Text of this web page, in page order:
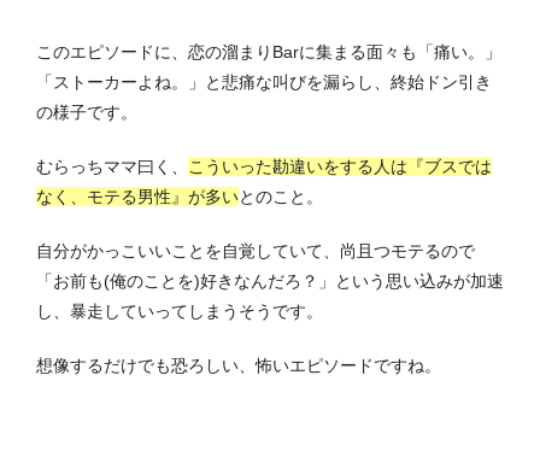
このエピソードに、恋の溜まりBarに集まる面々も「痛い。」
「ストーカーよね。」と悲痛な叫びを漏らし、終始ドン引き
の様子です。
むらっちママ曰く、
こういった勘違いをする人は『ブスでは
なく、モテる男性』が多いとのこと。
自分がかっこいいことを自覚していて、尚且つモテるので
「お前も(俺のことを)好きなんだろ？」という思い込みが加速
し、暴走していってしまうそうです。
想像するだけでも恐ろしい、怖いエピソードですね。